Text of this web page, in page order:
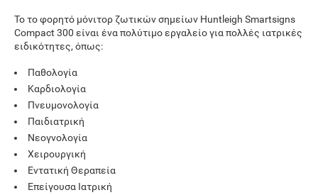
Το το φορητό μόνιτορ ζωτικών σημείων Huntleigh Smartsigns
Compact 300 είναι ένα πολύτιμο εργαλείο για πολλές ιατρικές
ειδικότητες, όπως:
Παθολογία
Καρδιολογία
Πνευμονολογία
Παιδιατρική
Νεογνολογία
Χειρουργική
Εντατική Θεραπεία
Επείγουσα Ιατρική